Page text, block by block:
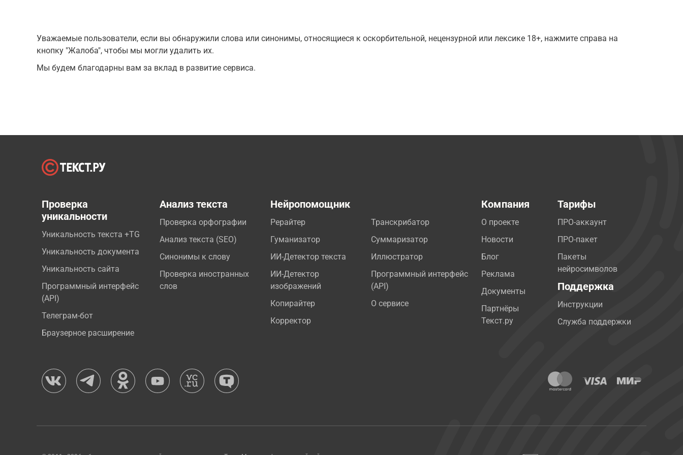
Уважаемые пользователи, если вы обнаружили слова или синонимы, относящиеся к оскорбительной, нецензурной или лексике 18+, нажмите справа на
кнопку "Жалоба", чтобы мы могли удалить их.
Мы будем благодарны вам за вклад в развитие сервиса.
Проверка
уникальности
Уникальность текста +TG
Уникальность документа
Уникальность сайта
Программный интерфейс
(API)
Телеграм-бот
Браузерное расширение
Анализ текста
Проверка орфографии
Анализ текста (SEO)
Синонимы к слову
Проверка иностранных
слов
Нейропомощник
Рерайтер
Гуманизатор
ИИ-Детектор текста
ИИ-Детектор
изображений
Копирайтер
Корректор
Транскрибатор
Суммаризатор
Иллюстратор
Программный интерфейс
(API)
О сервисе
Компания
О проекте
Новости
Блог
Реклама
Документы
Партнёры
Текст.ру
Тарифы
ПРО-аккаунт
ПРО-пакет
Пакеты
нейросимволов
Поддержка
Инструкции
Служба поддержки